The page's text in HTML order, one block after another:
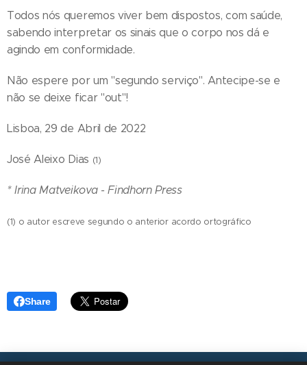
Todos nós queremos viver bem dispostos, com saúde,
sabendo interpretar os sinais que o corpo nos dá e
agindo em conformidade.
Não espere por um "segundo serviço". Antecipe-se e
não se deixe ficar "out"!
Lisboa, 29 de Abril de 2022
José Aleixo Dias (1)
* Irina Matveikova - Findhorn Press
(1) o autor escreve segundo o anterior acordo ortográfico
Share